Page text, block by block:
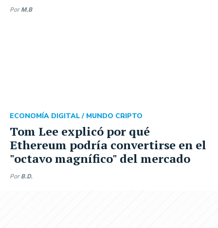
Por M.B
Tom Lee explicó por qué
Ethereum podría convertirse en el
"octavo magnífico" del mercado
ECONOMÍA DIGITAL / MUNDO CRIPTO
Por B.D.